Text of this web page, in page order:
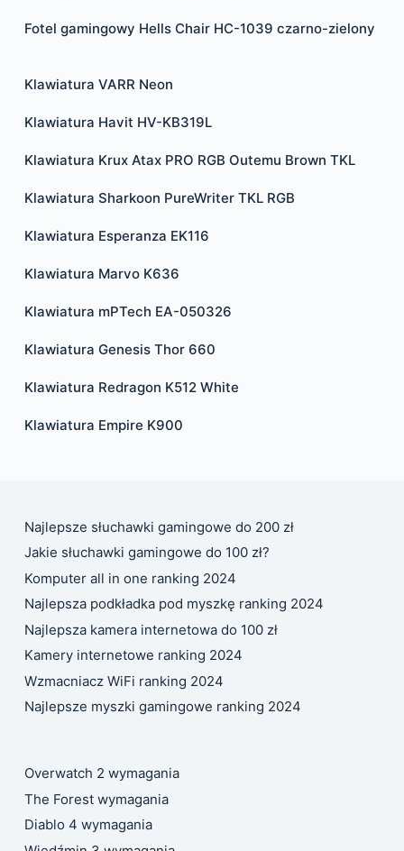
Fotel gamingowy Hells Chair HC-1039 czarno-zielony
Klawiatura VARR Neon
Klawiatura Havit HV-KB319L
Klawiatura Krux Atax PRO RGB Outemu Brown TKL
Klawiatura Sharkoon PureWriter TKL RGB
Klawiatura Esperanza EK116
Klawiatura Marvo K636
Klawiatura mPTech EA-050326
Klawiatura Genesis Thor 660
Klawiatura Redragon K512 White
Klawiatura Empire K900
Najlepsze słuchawki gamingowe do 200 zł
Jakie słuchawki gamingowe do 100 zł?
Komputer all in one ranking 2024
Najlepsza podkładka pod myszkę ranking 2024
Najlepsza kamera internetowa do 100 zł
Kamery internetowe ranking 2024
Wzmacniacz WiFi ranking 2024
Najlepsze myszki gamingowe ranking 2024
Overwatch 2 wymagania
The Forest wymagania
Diablo 4 wymagania